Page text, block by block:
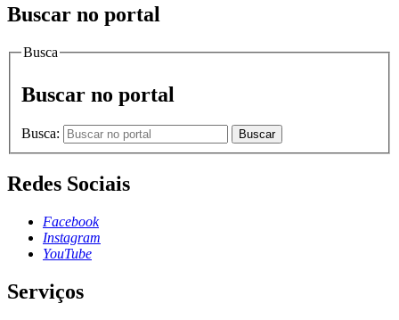
Buscar no portal
Busca
Buscar no portal
Busca: Buscar
Redes Sociais
Facebook
Instagram
YouTube
Serviços